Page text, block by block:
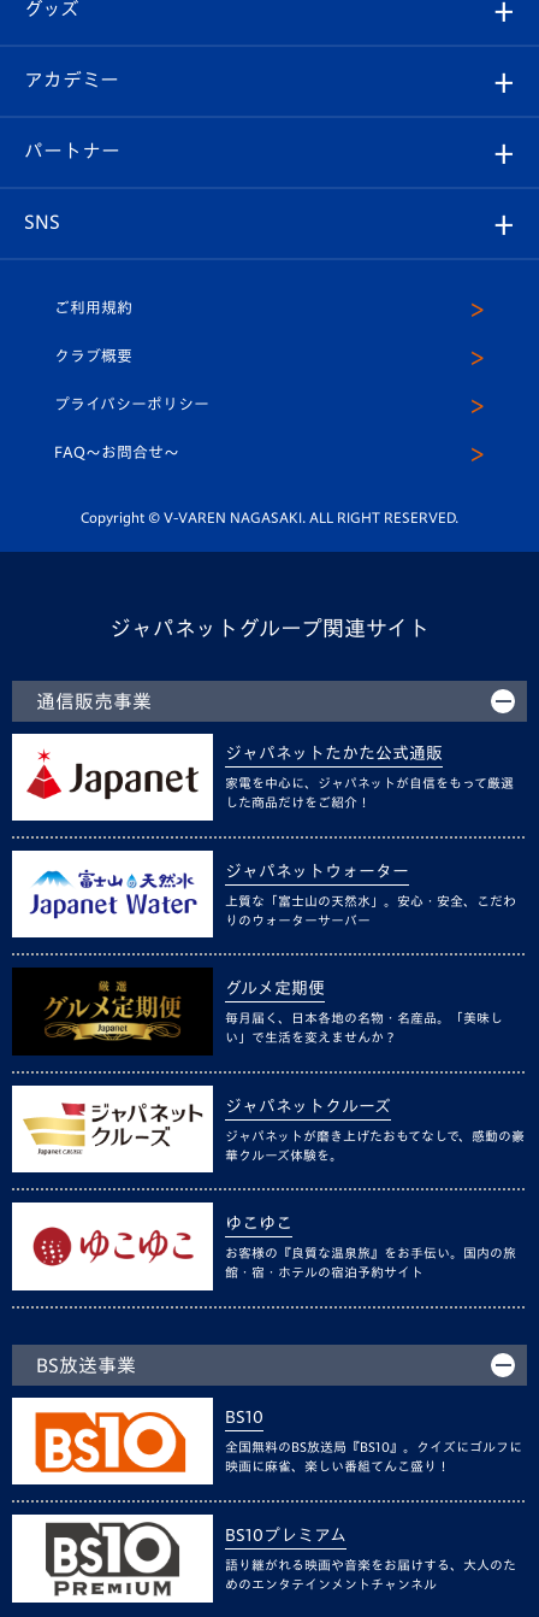
チケット
イベント
メディア
ホームタウン
スタッフプロフィール
マスコット紹介
平和祈念活動
ホームタウン活動
Revive Team
ヴィヴィくんの長崎おもてなしガイド
フォトギャラリー
スタジアムグルメ
V-LOVERS（ファンクラブ）
プレイヤーズスイート
グッズ
オンラインショップ
店舗情報
アカデミー
育成からのお知らせ
U-18
スクール
パートナー
SNS
ヴィヴィくんインスタグラム
公式LINE＠
ご利用規約
クラブ概要
プライバシーポリシー
FAQ〜お問合せ〜
Copyright © V-VAREN NAGASAKI. ALL RIGHT RESERVED.
ジャパネットグループ関連サイト
通信販売事業
ジャパネットたかた公式通販
家電を中心に、ジャパネットが自信をもって厳選
した商品だけをご紹介！
ジャパネットウォーター
上質な「富士山の天然水」。安心・安全、こだわ
りのウォーターサーバー
グルメ定期便
毎月届く、日本各地の名物・名産品。「美味し
い」で生活を変えませんか？
ジャパネットクルーズ
ジャパネットが磨き上げたおもてなしで、感動の豪
華クルーズ体験を。
ゆこゆこ
お客様の『良質な温泉旅』をお手伝い。国内の旅
館・宿・ホテルの宿泊予約サイト
BS放送事業
BS10
全国無料のBS放送局『BS10』。クイズにゴルフに
映画に麻雀、楽しい番組てんこ盛り！
BS10プレミアム
語り継がれる映画や音楽をお届けする、大人のた
めのエンタテインメントチャンネル